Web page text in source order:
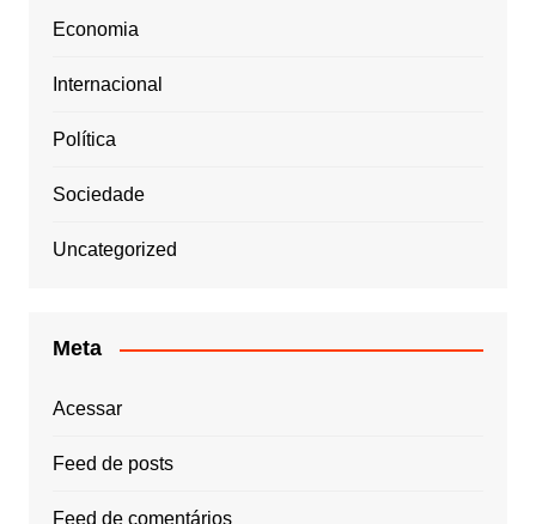
Economia
Internacional
Política
Sociedade
Uncategorized
Meta
Acessar
Feed de posts
Feed de comentários